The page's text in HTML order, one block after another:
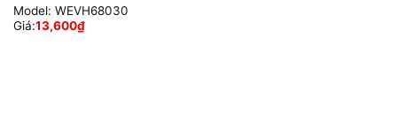
Model: WEVH68030
Giá:13,600₫